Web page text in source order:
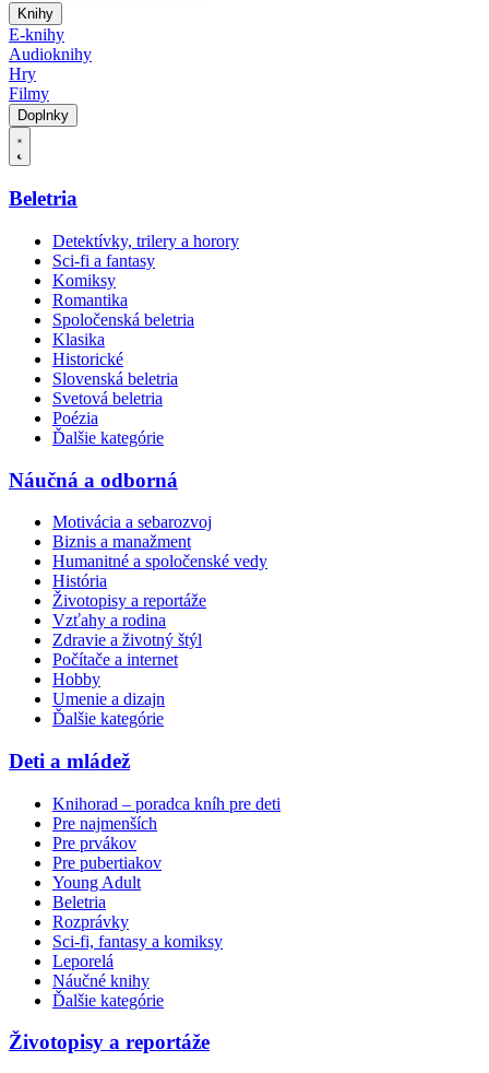
Knihy
E-knihy
Audioknihy
Hry
Filmy
Doplnky
Beletria
Detektívky, trilery a horory
Sci-fi a fantasy
Komiksy
Romantika
Spoločenská beletria
Klasika
Historické
Slovenská beletria
Svetová beletria
Poézia
Ďalšie kategórie
Náučná a odborná
Motivácia a sebarozvoj
Biznis a manažment
Humanitné a spoločenské vedy
História
Životopisy a reportáže
Vzťahy a rodina
Zdravie a životný štýl
Počítače a internet
Hobby
Umenie a dizajn
Ďalšie kategórie
Deti a mládež
Knihorad – poradca kníh pre deti
Pre najmenších
Pre prvákov
Pre pubertiakov
Young Adult
Beletria
Rozprávky
Sci-fi, fantasy a komiksy
Leporelá
Náučné knihy
Ďalšie kategórie
Životopisy a reportáže